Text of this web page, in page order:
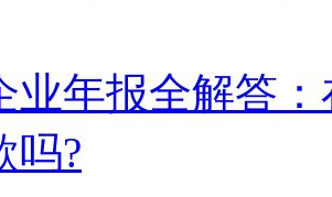
业年报全解答
吗?